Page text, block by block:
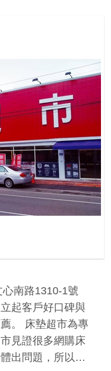
南路1310-1號
起客戶好口碑與
。 床墊超市為專
見證很多網購床
出問題，所以…